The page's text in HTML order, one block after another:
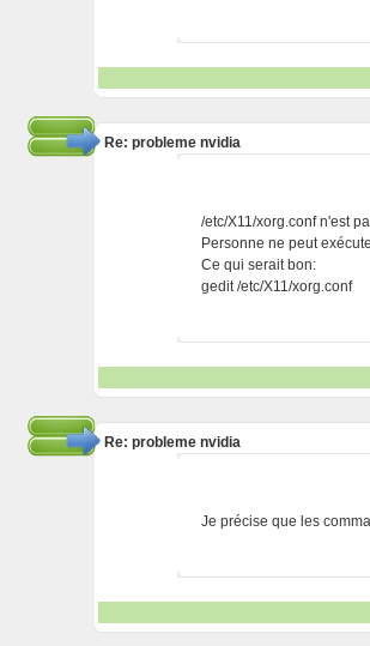
Re: probleme nvidia
/etc/X11/xorg.conf n'est
Personne ne peut
Ce qui serait bon:
gedit /etc/X11/xorg.conf
Re: probleme nvidia
Je précise que les